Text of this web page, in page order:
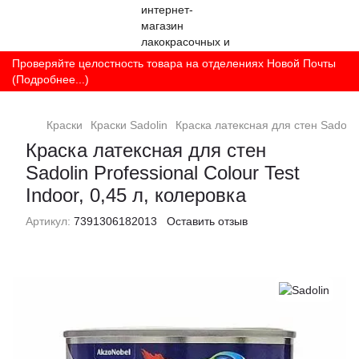
Проверяйте целостность товара на отделениях Новой Почты
(Подробнее...)
Краски Краски Sadolin Краска латексная для стен
Краска латексная для стен
Sadolin Professional Colour Test
Indoor, 0,45 л, колеровка
Артикул: 7391306182013 Оставить отзыв